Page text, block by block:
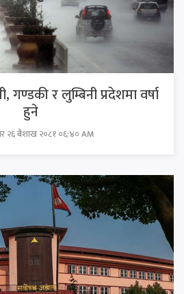
र लुम्बिनी प्रदेशमा वर्षा
हुने
२६ बैशाख २०८१ ०६:४० AM